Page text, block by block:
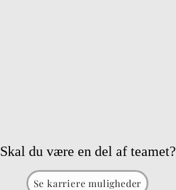
Skal du være en del af teamet?
Se karriere muligheder